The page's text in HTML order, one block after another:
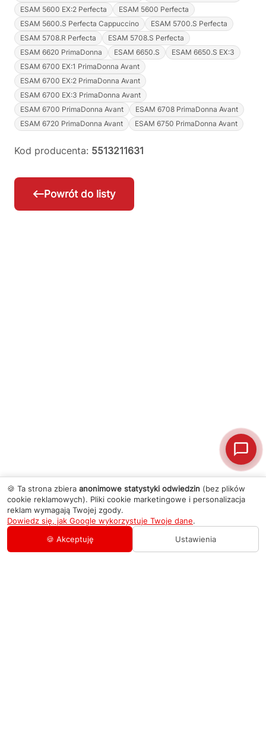
ESAM 5600 EX:2 Perfecta
ESAM 5600 Perfecta
ESAM 5600.S Perfecta Cappuccino
ESAM 5700.S Perfecta
ESAM 5708.R Perfecta
ESAM 5708.S Perfecta
ESAM 6620 PrimaDonna
ESAM 6650.S
ESAM 6650.S EX:3
ESAM 6700 EX:1 PrimaDonna Avant
ESAM 6700 EX:2 PrimaDonna Avant
ESAM 6700 EX:3 PrimaDonna Avant
ESAM 6700 PrimaDonna Avant
ESAM 6708 PrimaDonna Avant
ESAM 6720 PrimaDonna Avant
ESAM 6750 PrimaDonna Avant
Kod producenta: 5513211631
Powrót do listy
🍪 Ta strona zbiera anonimowe statystyki odwiedzin (bez plików
cookie reklamowych). Pliki cookie marketingowe i personalizacja
reklam wymagają Twojej zgody.
Dowiedz się, jak Google wykorzystuje Twoje dane.
🍪 Akceptuję
Ustawienia